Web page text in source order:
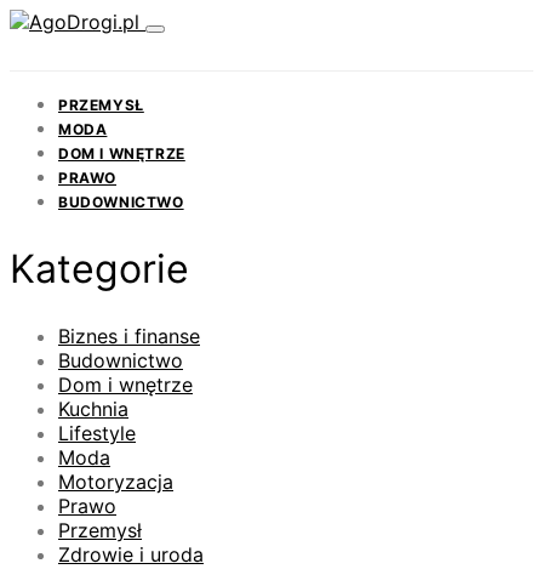
PRZEMYSŁ
MODA
DOM I WNĘTRZE
PRAWO
BUDOWNICTWO
Kategorie
Biznes i finanse
Budownictwo
Dom i wnętrze
Kuchnia
Lifestyle
Moda
Motoryzacja
Prawo
Przemysł
Zdrowie i uroda